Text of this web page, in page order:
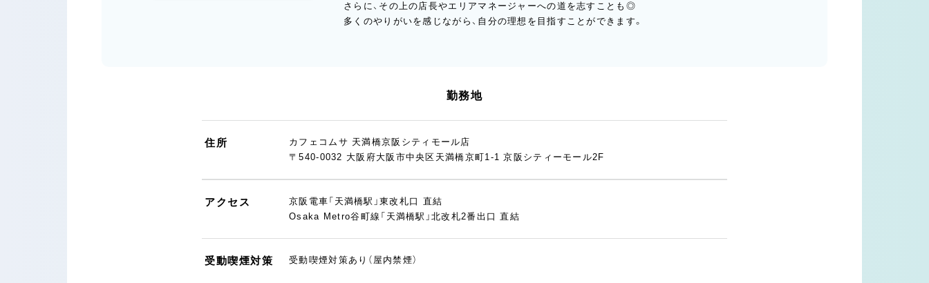
さらに、その上の店長やエリアマネージャーへの道を志すことも◎
多くのやりがいを感じながら、自分の理想を目指すことができます。
勤務地
住所
カフェコムサ 天満橋京阪シティモール店
〒540-0032 大阪府大阪市中央区天満橋京町1-1 京阪シティーモール2F
アクセス
京阪電車「天満橋駅」東改札口 直結
Osaka Metro谷町線「天満橋駅」北改札2番出口 直結
受動喫煙対策 受動喫煙対策あり（屋内禁煙）